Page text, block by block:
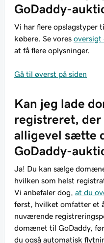
GoDaddy-
Vi har flere opslagstyper
købere. Se vores oversigt
at få flere oplysninger.
Gå til øverst på siden
Kan jeg lade
registreret, der
alligevel sætte
GoDaddy-
Ja! Du kan sælge
hvilken som helst
Vi anbefaler dog, at du
først, hvilket omfatter et
nuværende
domænet til GoDaddy,
du også automatisk